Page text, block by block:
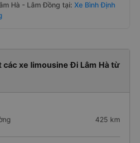
Hà - Lâm Đồng tại: Xe Bình Định
xe limousine Đi Lâm Hà từ
425 km